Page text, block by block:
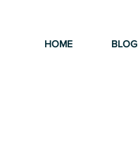
HOME BLOG